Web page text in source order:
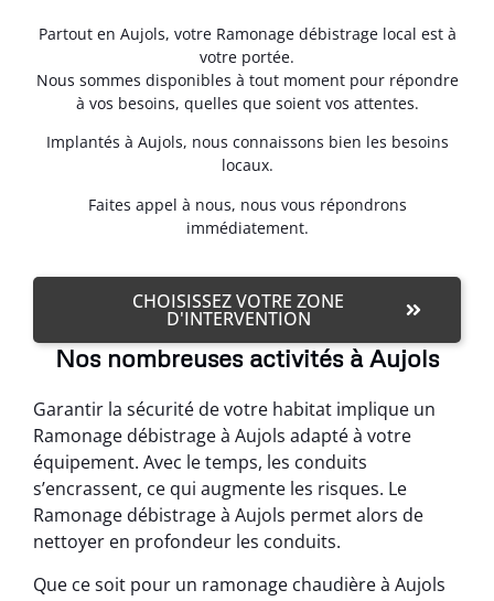
Partout en Aujols, votre Ramonage débistrage local est à
votre portée.
Nous sommes disponibles à tout moment pour répondre
à vos besoins, quelles que soient vos attentes.
Implantés à Aujols, nous connaissons bien les besoins
locaux.
Faites appel à nous, nous vous répondrons
immédiatement.
CHOISISSEZ VOTRE ZONE
D'INTERVENTION
Nos nombreuses activités à Aujols
Garantir la sécurité de votre habitat implique un
Ramonage débistrage à Aujols adapté à votre
équipement. Avec le temps, les conduits
s’encrassent, ce qui augmente les risques. Le
Ramonage débistrage à Aujols permet alors de
nettoyer en profondeur les conduits.
Que ce soit pour un ramonage chaudière à Aujols